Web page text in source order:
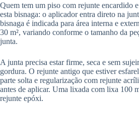
Quem tem um piso com rejunte encardido
esta bisnaga: o aplicador entra direto na
bisnaga é indicada para área interna e
30 m², variando conforme o tamanho da
junta.
A junta precisa estar firme, seca e sem
gordura. O rejunte antigo que estiver
parte solta e regularização com rejunte
antes de aplicar. Uma lixada com lixa 100
rejunte epóxi.